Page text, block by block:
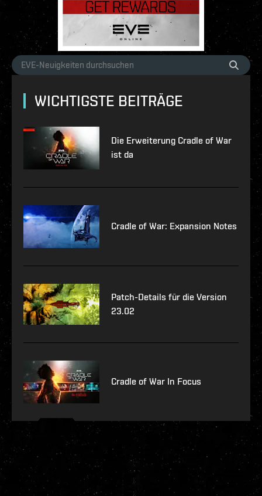
WICHTIGSTE BEITRÄGE
Die Erweiterung Cradle of War
ist da
Cradle of War: Expansion Notes
Patch-Details für die Version
23.02
Cradle of War In Focus